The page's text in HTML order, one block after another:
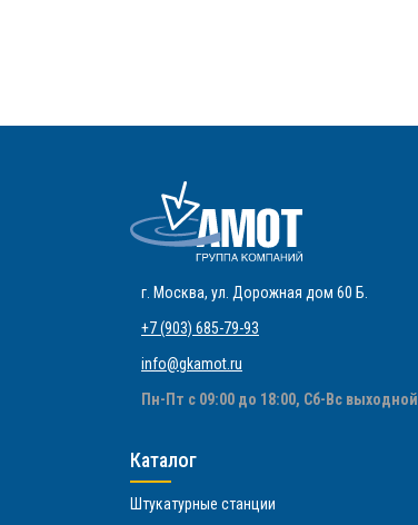
г. Москва, ул. Дорожная дом 60 Б
+7 (903) 685-79-93
info@gkamot.ru
Пн-Пт с 09:00 до 18:00, Сб-Вс выходной
Каталог
Штукатурные станции